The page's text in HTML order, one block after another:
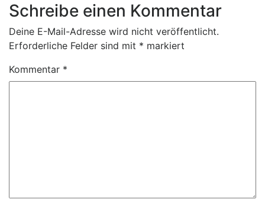
Schreibe einen Kommentar
Deine E-Mail-Adresse wird nicht veröffentlicht.
Erforderliche Felder sind mit * markiert
Kommentar *